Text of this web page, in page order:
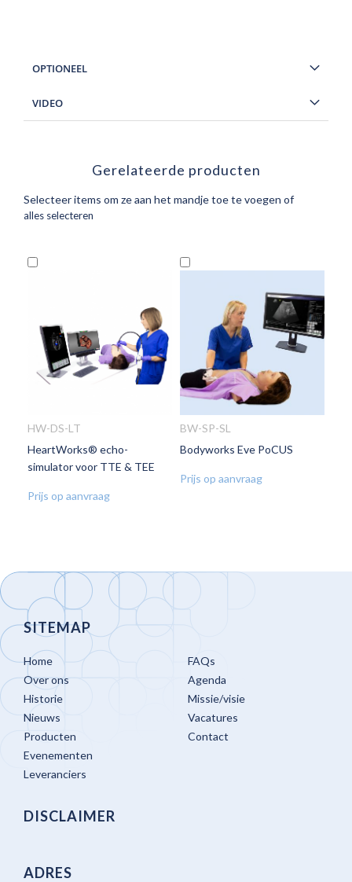
OPTIONEEL
VIDEO
Gerelateerde producten
Selecteer items om ze aan het mandje toe te voegen of
alles selecteren
VOEG
TOE
VERLANGLIJST
HW-DS-LT
HeartWorks® echo-
simulator voor TTE & TEE
Prijs op aanvraag
VOEG
AAN
BW-SP-SL
Bodyworks Eve PoCUS
Prijs op aanvraag
SITEMAP
Home
Over ons
Historie
Nieuws
Producten
Evenementen
Leveranciers
FAQs
Agenda
Missie/visie
Vacatures
Contact
DISCLAIMER
ADRES